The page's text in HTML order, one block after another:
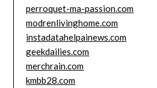
perroquet-ma-passion.com
modrenlivinghome.com
instadatahelpainews.com
geekdailies.com
merchrain.com
kmbb28.com